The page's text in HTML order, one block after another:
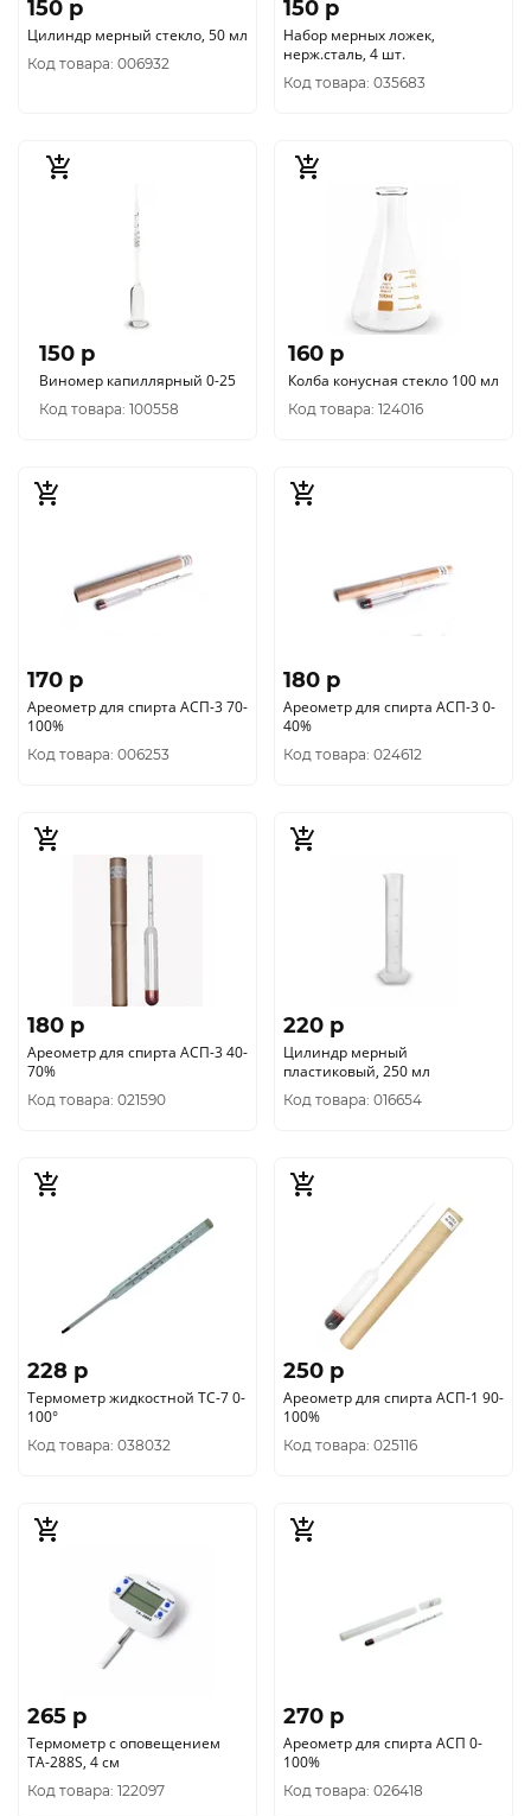
150 p
Цилиндр мерный стекло, 50 мл
Код товара: 006932
150 p
Набор мерных ложек,
нерж.сталь, 4 шт.
Код товара: 035683
150 p
Виномер капиллярный 0-25
Код товара: 100558
160 p
Колба конусная стекло 100 мл
Код товара: 124016
170 p
Ареометр для спирта АСП-3 70-
100%
Код товара: 006253
180 p
Ареометр для спирта АСП-3 0-
40%
Код товара: 024612
180 p
Ареометр для спирта АСП-3 40-
70%
Код товара: 021590
220 p
Цилиндр мерный
пластиковый, 250 мл
Код товара: 016654
228 p
Термометр жидкостной ТС-7 0-
100°
Код товара: 038032
250 p
Ареометр для спирта АСП-1 90-
100%
Код товара: 025116
265 p
Термометр с оповещением
ТА-288S, 4 см
Код товара: 122097
270 p
Ареометр для спирта АСП 0-
100%
Код товара: 026418